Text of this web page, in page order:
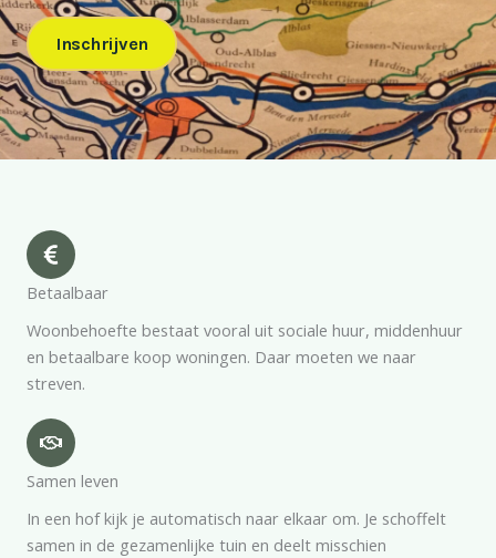
Inschrijven
Betaalbaar
Woonbehoefte bestaat vooral uit sociale huur, middenhuur
en betaalbare koop woningen. Daar moeten we naar
streven.
Samen leven
In een hof kijk je automatisch naar elkaar om. Je schoffelt
samen in de gezamenlijke tuin en deelt misschien